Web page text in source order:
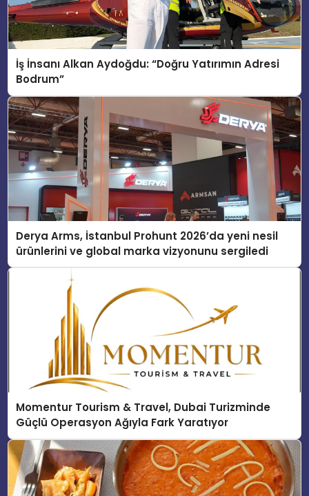
İş İnsanı Alkan Aydoğdu: “Doğru Yatırımın Adresi
Bodrum”
Derya Arms, İstanbul Prohunt 2026’da yeni nesil
ürünlerini ve global marka vizyonunu sergiledi
Momentur Tourism & Travel, Dubai Turizminde
Güçlü Operasyon Ağıyla Fark Yaratıyor